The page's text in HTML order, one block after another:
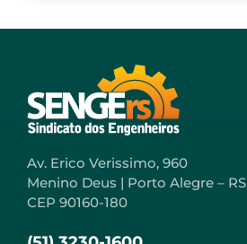
Av. Erico Verissimo, 960
Menino Deus | Porto Alegre – RS
CEP 90160-180